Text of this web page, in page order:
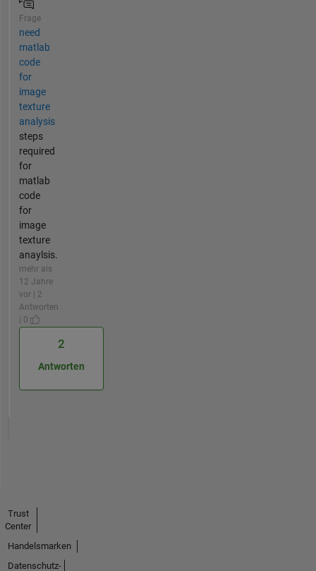
Frage
need
matlab
code
for
image
texture
analysis
steps
required
for
matlab
code
for
image
texture
anaylsis.
mehr als
12 Jahre
vor | 2
Antworten
| 0
2
Antworten
Trust
Center
Handelsmarken
Datenschutz-